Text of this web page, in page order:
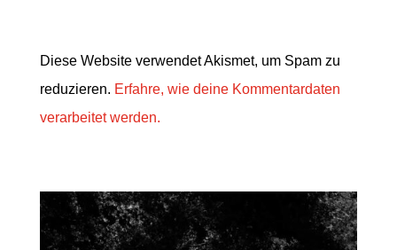
Diese Website verwendet Akismet, um Spam zu
reduzieren. Erfahre, wie deine Kommentardaten
verarbeitet werden.